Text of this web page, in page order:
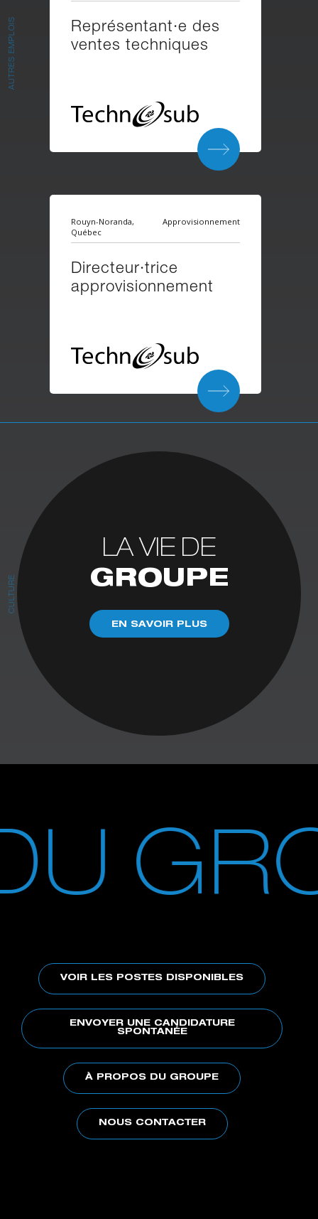
AUTRES EMPLOIS
Représentant·e des
ventes techniques
Rouyn-Noranda,
Québec
Approvisionnement
Directeur·trice
approvisionnement
CULTURE
LA VIE DE
GROUPE
EN SAVOIR PLUS
VOIR LES POSTES DISPONIBLES
ENVOYER UNE CANDIDATURE
SPONTANÉE
À PROPOS DU GROUPE
NOUS CONTACTER